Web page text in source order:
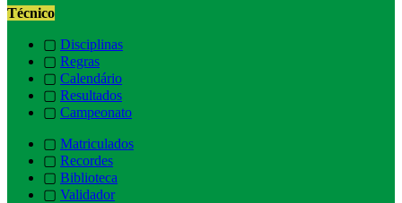
Técnico
▢ Disciplinas
▢ Regras
▢ Calendário
▢ Resultados
▢ Campeonato
▢ Matriculados
▢ Recordes
▢ Biblioteca
▢ Validador